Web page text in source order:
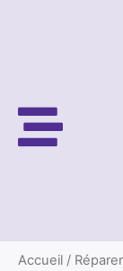
Accueil / Réparer